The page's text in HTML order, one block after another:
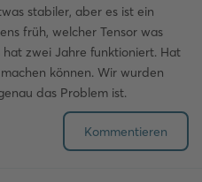
stabiler, aber es ist ein
früh, welcher Tensor was
hat zwei Jahre funktioniert. Hat
können. Wir wurden
das Problem ist.
Kommentieren